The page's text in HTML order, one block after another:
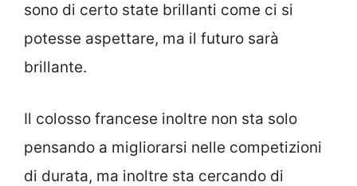
sono di certo state brillanti come ci si
potesse aspettare, ma il futuro sarà
brillante.
Il colosso francese inoltre non sta solo
pensando a migliorarsi nelle competizioni
di durata, ma inoltre sta cercando di